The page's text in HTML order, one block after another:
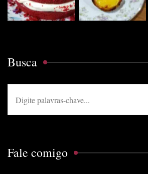
Busca
Fale comigo